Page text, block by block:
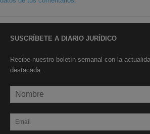
SUSCRÍBETE A DIARIO JURÍDICO
Recibe nuestro boletín semanal con la
destacada.